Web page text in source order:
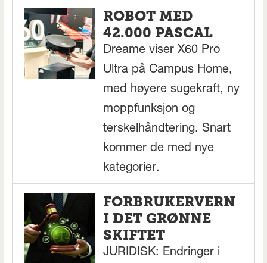
ROBOT MED
42.000 PASCAL
Dreame viser X60 Pro
Ultra på Campus Home,
med høyere sugekraft, ny
moppfunksjon og
terskelhåndtering. Snart
kommer de med nye
kategorier.
FORBRUKERVERN
I DET GRØNNE
SKIFTET
JURIDISK: Endringer i